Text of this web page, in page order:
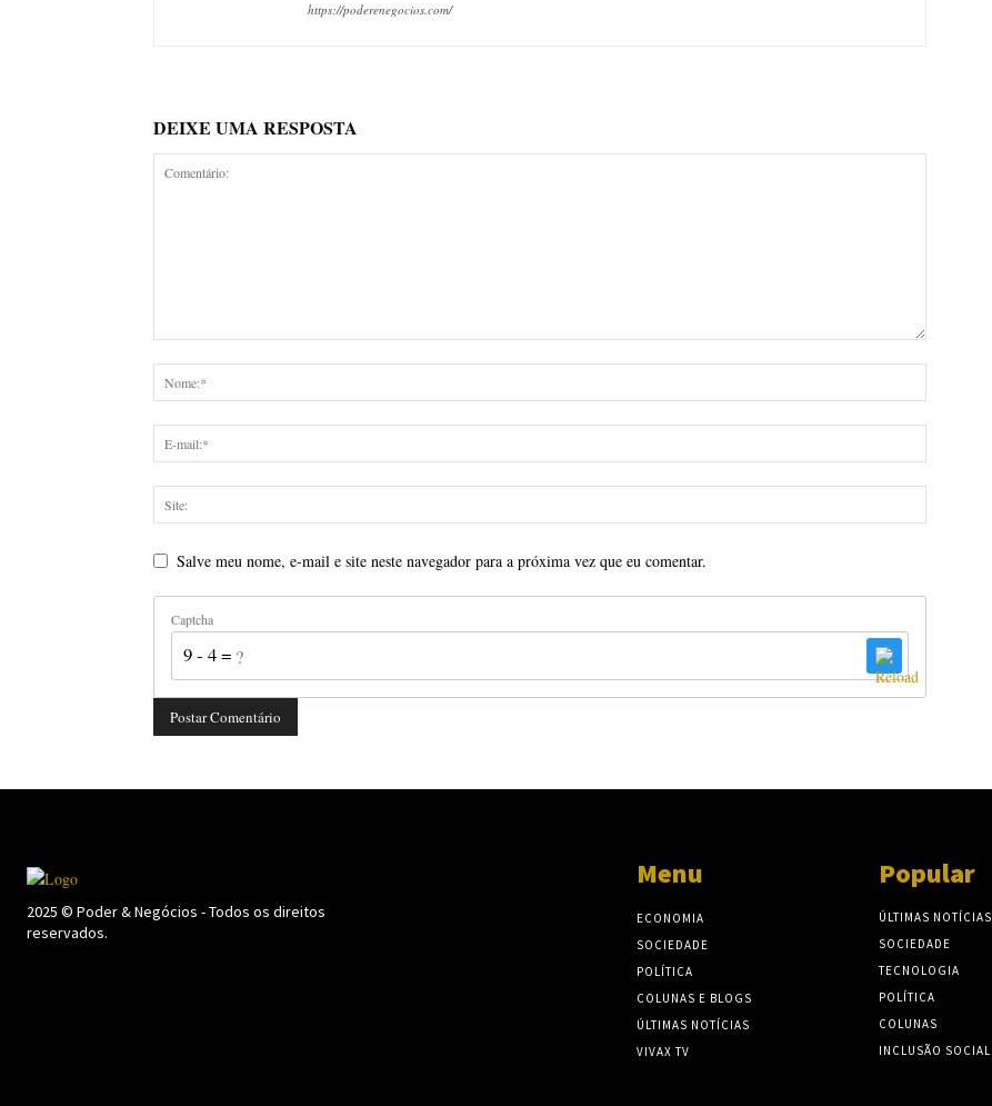
https://poderenegocios.com/
DEIXE UMA RESPOSTA
Salve meu nome, e-mail e site neste navegador para a próxima vez que eu comentar.
Captcha
9 - 4 = ?
2025 © Poder & Negócios - Todos os direitos
reservados.
Menu
ECONOMIA
SOCIEDADE
POLÍTICA
COLUNAS E BLOGS
ÚLTIMAS NOTÍCIAS
VIVAX TV
Popular
ÚLTIMAS NOTÍCIAS
SOCIEDADE
TECNOLOGIA
POLÍTICA
COLUNAS
INCLUSÃO SOCIAL